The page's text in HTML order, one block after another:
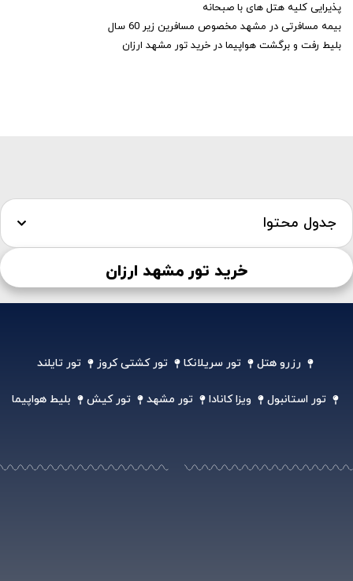
پذیرایی کلیه هتل های با صبحانه
بیمه مسافرتی در مشهد مخصوص مسافرین زیر 60 سال
بلیط رفت و برگشت هواپیما در خرید تور مشهد ارزان
جدول محتوا
خرید تور مشهد ارزان
رزرو هتل تور سریلانکا تور کشتی کروز تور تایلند
تور استانبول ویزا کانادا تور مشهد تور کیش بلیط هواپیما